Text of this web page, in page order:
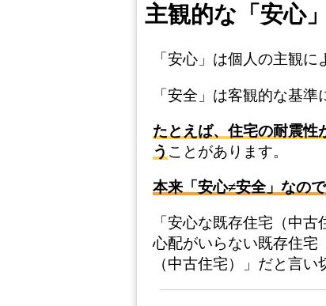
主観的な「安心
「安心」は個人の主観
「安全」は客観的な基
たとえば、住宅の耐震性
う ことがあります。
本来「安心≠安全」なの
「安心な既存住宅（中
心配がいらない既存住宅
（中古住宅）」だと言